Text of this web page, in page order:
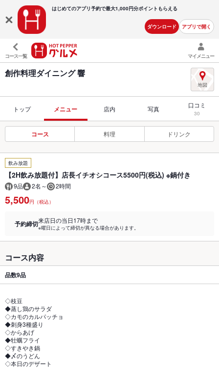
はじめてのアプリ予約で最大1,000円分ポイントもらえる
ダウンロード アプリで開く
コース一覧 マイメニュー
創作料理ダイニング 響
トップ メニュー 店内 写真 口コミ
30
コース 料理 ドリンク
飲み放題
【2H飲み放題付】店長イチオシコース5500円(税込) ※鍋付き
9品 2名～ 2時間
5,500円（税込）
予約締切来店日の当日17時まで
※曜日によって締切が異なる場合があります。
コース内容
品数9品
◇枝豆
◆蒸し鶏のサラダ
◇カモのカルパッチョ
◆刺身3種盛り
◇からあげ
◆牡蠣フライ
◇すきやき鍋
◆〆のうどん
◇本日のデザート